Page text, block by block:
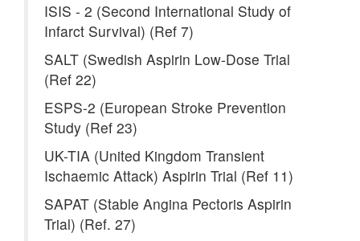
ISIS - 2 (Second International Study of
Infarct Survival) (Ref 7)
SALT (Swedish Aspirin Low-Dose Trial
(Ref 22)
ESPS-2 (European Stroke Prevention
Study (Ref 23)
UK-TIA (United Kingdom Transient
Ischaemic Attack) Aspirin Trial (Ref 11)
SAPAT (Stable Angina Pectoris Aspirin
Trial) (Ref. 27)